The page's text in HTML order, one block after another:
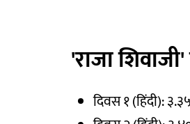
'राजा
दिवस १ (हिंदी):